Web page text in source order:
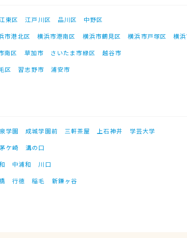
東区 江戸川区 品川区
中野区
市港北区 横浜市港南区 横浜市鶴見区 横浜市戸塚区
横
南区 草加市 さいたま市緑区
越谷市
区 習志野市 浦安市
学園 成城学園前 三軒茶屋 上石神井
学芸大学
茅ケ崎
溝の口
中浦和
川口
行徳 稲毛 新鎌ヶ谷